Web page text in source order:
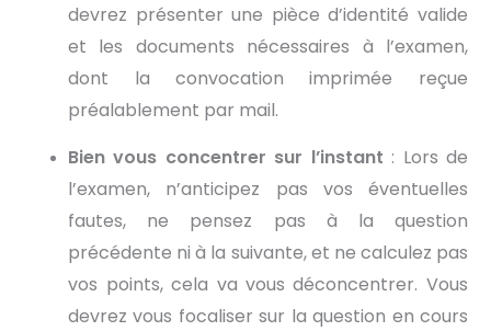
devrez présenter une pièce d’identité valide
et les documents nécessaires à l’examen,
dont la convocation imprimée reçue
préalablement par mail.
Bien vous concentrer sur l’instant : Lors de
l’examen, n’anticipez pas vos éventuelles
fautes, ne pensez pas à la question
précédente ni à la suivante, et ne calculez pas
vos points, cela va vous déconcentrer. Vous
devrez vous focaliser sur la question en cours